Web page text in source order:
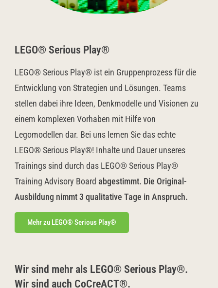
LEGO® Serious Play®
LEGO® Serious Play® ist ein Gruppenprozess für die
Entwicklung von Strategien und Lösungen. Teams
stellen dabei ihre Ideen, Denkmodelle und Visionen zu
einem komplexen Vorhaben mit Hilfe von
Legomodellen dar. Bei uns lernen Sie das echte
LEGO® Serious Play®! Inhalte und Dauer unseres
Trainings sind durch das LEGO® Serious Play®
Training Advisory Board abgestimmt. Die Original-
Ausbildung nimmt 3 qualitative Tage in Anspruch.
Mehr zu LEGO® Serious Play®
Wir sind mehr als LEGO® Serious Play®.
Wir sind auch CoCreACT®.